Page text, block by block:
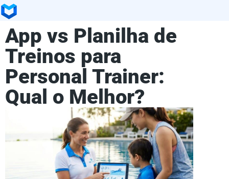
App vs Planilha de
Treinos para
Personal Trainer:
Qual o Melhor?